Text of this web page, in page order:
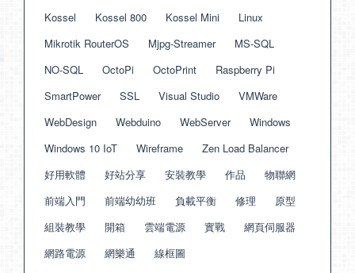
Kossel
Kossel 800 Kossel Mini
Linux
Mikrotik RouterOS
Mjpg-Streamer
MS-SQL
NO-SQL
OctoPi OctoPrint
Raspberry Pi
SmartPower
SSL Visual Studio
VMWare
WebDesign
Webduino WebServer
Windows
Windows 10 IoT
Wireframe
Zen Load Balancer
好用軟體
好站分享 安裝教學 作品
物聯網
前端入門
前端幼幼班 負載平衡 修理
原型
組裝教學
開箱 雲端電源 實戰
網頁伺服器
網路電源
網樂通 線框圖